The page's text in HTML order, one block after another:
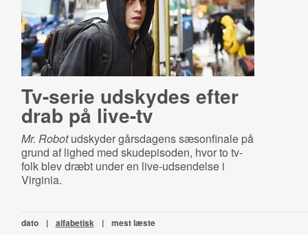
Tv-serie udskydes efter
drab på live-tv
Mr. Robotudskyder gårsdagens sæsonfinale på
grund af lighed med skudepisoden, hvor to tv-
folk blev dræbt under en live-udsendelse i
Virginia.
dato | alfabetisk | mest læste